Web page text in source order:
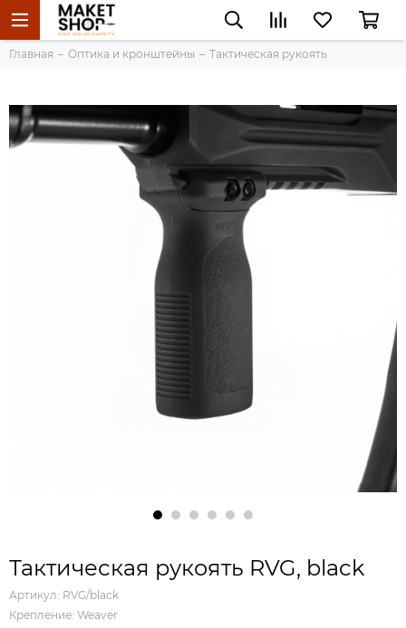
Главная Оптика и кронштейны Тактическая рукоять
Тактическая рукоять RVG, black
Артикул: RVG/black
Крепление: Weaver